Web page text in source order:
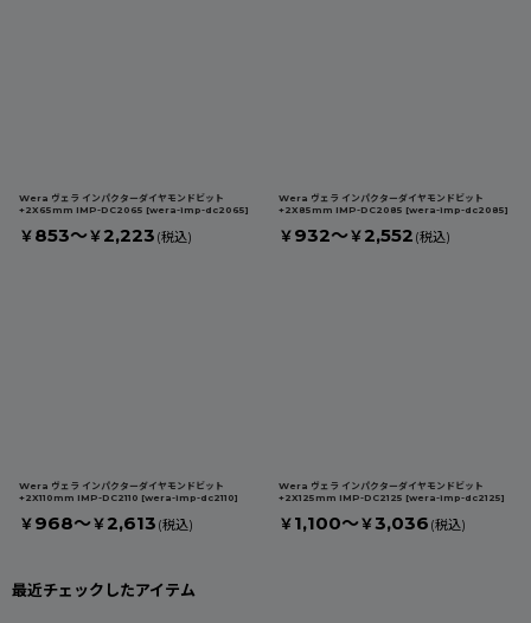
Wera ヴェラ インパクターダイヤモンドビット
+2X65mm IMP-DC2065 [wera-imp-dc2065]
￥ 853～ ￥ 2,223 (税込)
Wera ヴェラ インパクターダイヤモンドビット
+2X85mm IMP-DC2085 [wera-imp-dc2085]
￥ 932～ ￥ 2,552 (税込)
Wera ヴェラ インパクターダイヤモンドビット
+2X110mm IMP-DC2110 [wera-imp-dc2110]
￥ 968～ ￥ 2,613 (税込)
Wera ヴェラ インパクターダイヤモンドビット
+2X125mm IMP-DC2125 [wera-imp-dc2125]
￥ 1,100～ ￥3,036 (税込)
最近チェックしたアイテム